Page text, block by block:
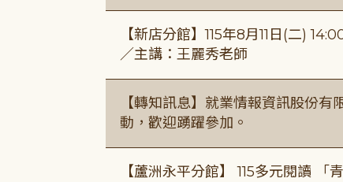
【新店分館】115年8月11日(二)
／主講：王麗秀老師
【轉知訊息】就業情報資訊股份
動，歡迎踴躍參加。
【蘆洲永平分館】 115多元閱讀 「